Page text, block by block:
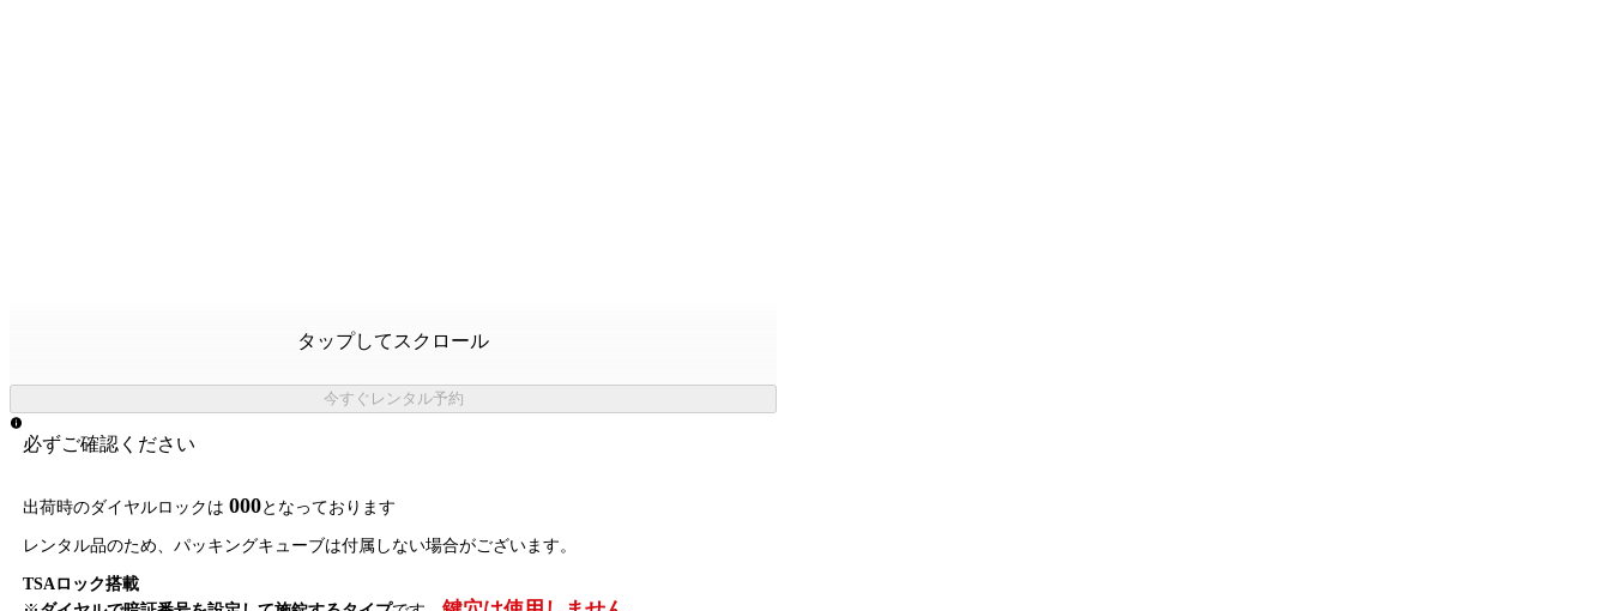
タップしてスクロール
今すぐレンタル予約
必ずご確認ください
出荷時のダイヤルロックは000となっております
レンタル品のため、パッキングキューブは付属しない場合がございます。
TSAロック搭載